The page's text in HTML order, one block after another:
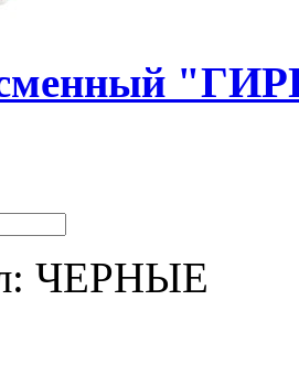
ЧЕРНЫЕ